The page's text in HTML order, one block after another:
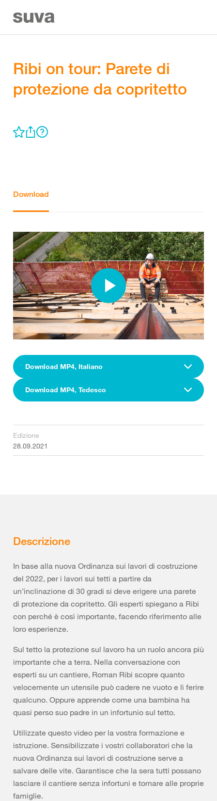
Ribi on tour: Parete di
protezione da copritetto
Download
Download MP4, Italiano
Download MP4, Tedesco
Edizione
28.09.2021
Descrizione
In base alla nuova Ordinanza sui lavori di costruzione
del 2022, per i lavori sui tetti a partire da
un’inclinazione di 30 gradi si deve erigere una parete
di protezione da copritetto. Gli esperti spiegano a Ribi
con perché è così importante, facendo riferimento alle
loro esperienze.
Sul tetto la protezione sul lavoro ha un ruolo ancora più
importante che a terra. Nella conversazione con
esperti su un cantiere, Roman Ribi scopre quanto
velocemente un utensile può cadere ne vuoto e lì ferire
qualcuno. Oppure apprende come una bambina ha
quasi perso suo padre in un infortunio sul tetto.
Utilizzate questo video per la vostra formazione e
istruzione. Sensibilizzate i vostri collaboratori che la
nuova Ordinanza sui lavori di costruzione serve a
salvare delle vite. Garantisce che la sera tutti possano
lasciare il cantiere senza infortuni e tornare alle proprie
famiglie.